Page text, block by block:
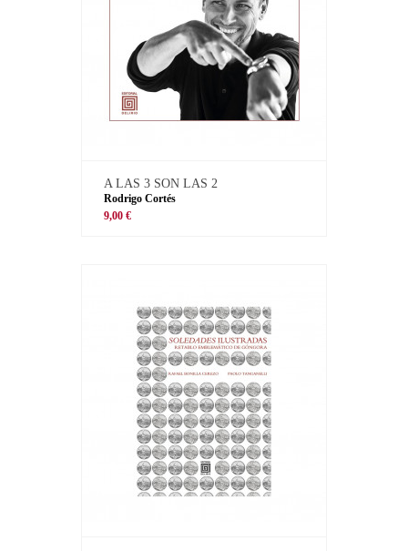
A LAS 3 SON LAS 2
Rodrigo Cortés
9,00 €